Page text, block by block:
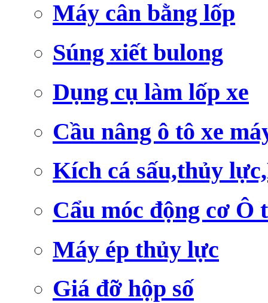
Máy cân bằng lốp
Súng xiết bulong
Dụng cụ làm lốp xe
Cầu nâng ô tô xe
Kích cá sấu,thủy
Cẩu móc động cơ Ô
Máy ép thủy lực
Giá đỡ hộp số